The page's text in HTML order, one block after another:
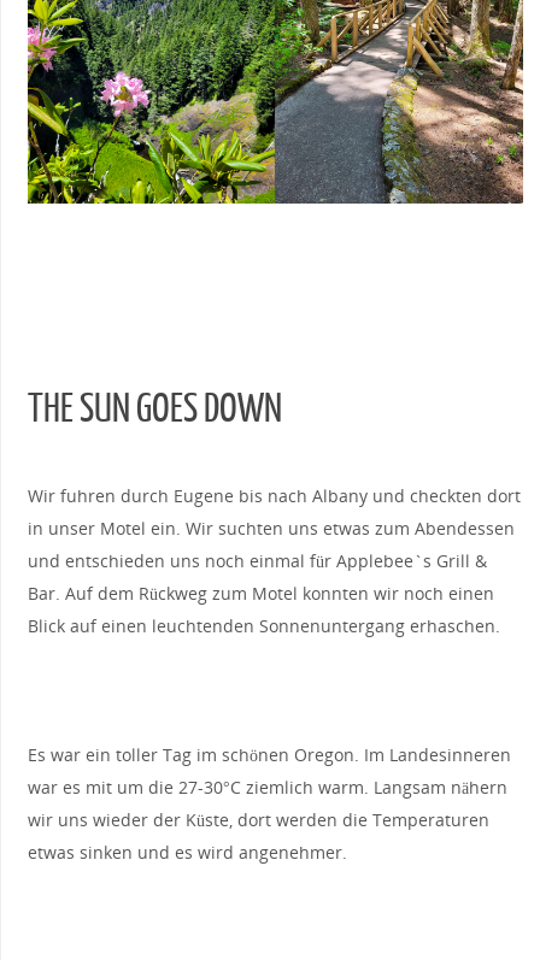
THE SUN GOES DOWN
Wir fuhren durch Eugene bis nach Albany und checkten dort
in unser Motel ein. Wir suchten uns etwas zum Abendessen
und entschieden uns noch einmal für Applebee`s Grill &
Bar. Auf dem Rückweg zum Motel konnten wir noch einen
Blick auf einen leuchtenden Sonnenuntergang erhaschen.
Es war ein toller Tag im schönen Oregon. Im Landesinneren
war es mit um die 27-30°C ziemlich warm. Langsam nähern
wir uns wieder der Küste, dort werden die Temperaturen
etwas sinken und es wird angenehmer.